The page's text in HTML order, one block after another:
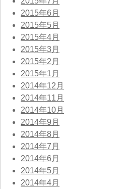
2015年6月
2015年5月
2015年4月
2015年3月
2015年2月
2015年1月
2014年12月
2014年11月
2014年10月
2014年9月
2014年8月
2014年7月
2014年6月
2014年5月
2014年4月